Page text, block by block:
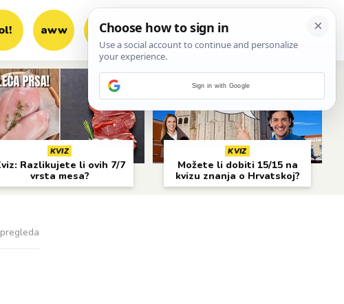
aww vrh! woot?!
KVIZ
Razlikujete li ovih 7/7
vrsta mesa?
KVIZ
Možete li dobiti 15/15 na
kvizu znanja o Hrvatskoj?
Sign in with Google